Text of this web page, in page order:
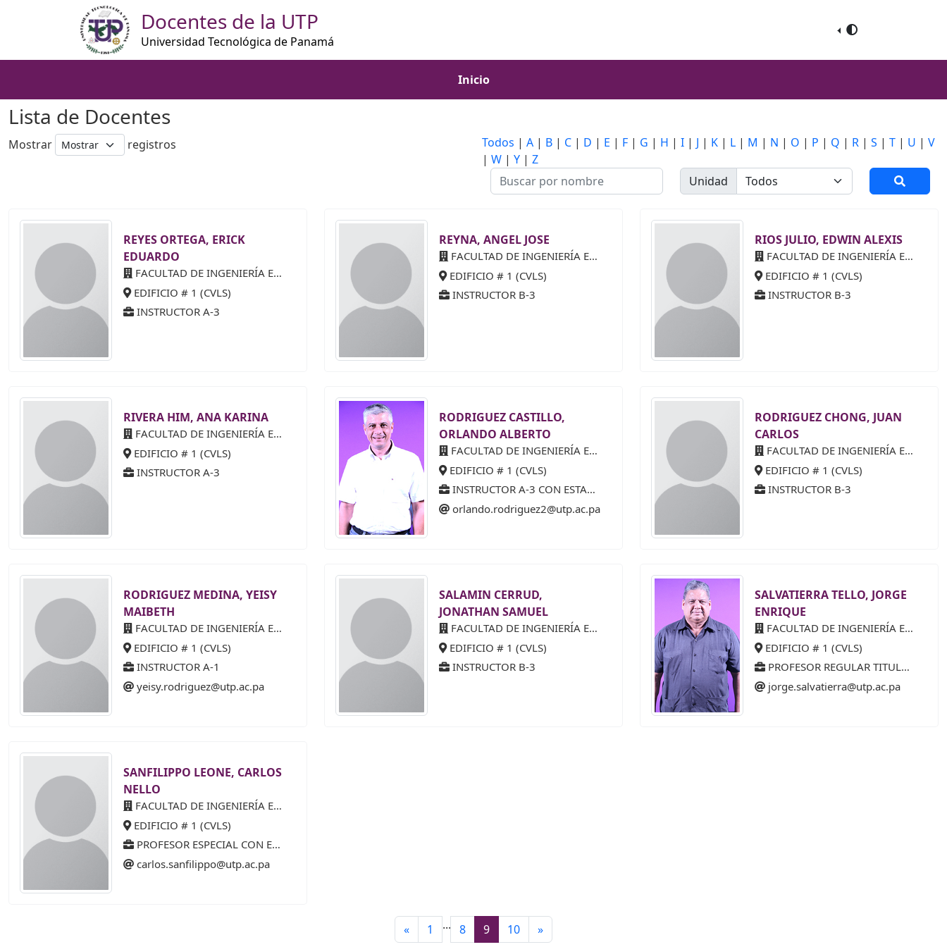
Docentes de la UTP
Universidad Tecnológica de Panamá
Inicio
Lista de Docentes
Mostrar registros Todos | A | B | C | D | E | F | G | H | I | J | K | L | M | N | O | P | Q | R | S | T | U | V
| W | Y | Z
Unidad
REYES ORTEGA, ERICK
EDUARDO
FACULTAD DE INGENIERÍA ELÉCTRICA
EDIFICIO # 1 (CVLS)
INSTRUCTOR A-3
REYNA, ANGEL JOSE
FACULTAD DE INGENIERÍA ELÉCTRICA
EDIFICIO # 1 (CVLS)
INSTRUCTOR B-3
RIOS JULIO, EDWIN ALEXIS
FACULTAD DE INGENIERÍA ELÉCTRICA
EDIFICIO # 1 (CVLS)
INSTRUCTOR B-3
RIVERA HIM, ANA KARINA
FACULTAD DE INGENIERÍA ELÉCTRICA
EDIFICIO # 1 (CVLS)
INSTRUCTOR A-3
RODRIGUEZ CASTILLO,
ORLANDO ALBERTO
FACULTAD DE INGENIERÍA ELÉCTRICA
EDIFICIO # 1 (CVLS)
INSTRUCTOR A-3 CON ESTABILIDAD 30 AÑOS (65%)
orlando.rodriguez2@utp.ac.pa
RODRIGUEZ CHONG, JUAN
CARLOS
FACULTAD DE INGENIERÍA ELÉCTRICA
EDIFICIO # 1 (CVLS)
INSTRUCTOR B-3
RODRIGUEZ MEDINA, YEISY
MAIBETH
FACULTAD DE INGENIERÍA ELÉCTRICA
EDIFICIO # 1 (CVLS)
INSTRUCTOR A-1
yeisy.rodriguez@utp.ac.pa
SALAMIN CERRUD,
JONATHAN SAMUEL
FACULTAD DE INGENIERÍA ELÉCTRICA
EDIFICIO # 1 (CVLS)
INSTRUCTOR B-3
SALVATIERRA TELLO, JORGE
ENRIQUE
FACULTAD DE INGENIERÍA ELÉCTRICA
EDIFICIO # 1 (CVLS)
PROFESOR REGULAR TITULAR 35 AÑOS (75%)
jorge.salvatierra@utp.ac.pa
SANFILIPPO LEONE, CARLOS
NELLO
FACULTAD DE INGENIERÍA ELÉCTRICA
EDIFICIO # 1 (CVLS)
PROFESOR ESPECIAL CON ESTABILIDAD 20 AÑOS (40%)
carlos.sanfilippo@utp.ac.pa
« 1 ... 8 9 10 »